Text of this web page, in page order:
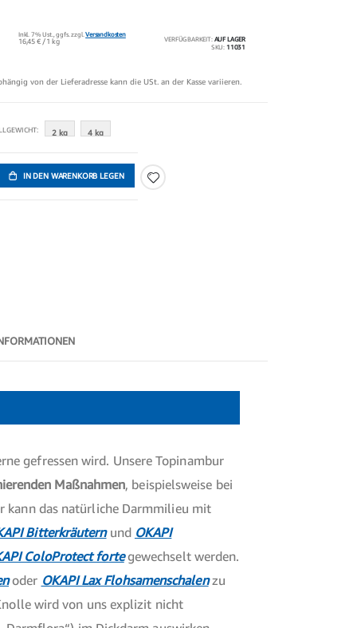
Inkl. 7% Ust.,ggfs. zzgl.Versandkosten
16,45 €/ 1 kg VERFÜGBARKEIT: AUF LAGER
SKU 11031
von der Lieferadresse kann die USt. an der Kasse variieren.
2 kg 4 kg
IN DEN WARENKORB LEGEN
gefressen wird. Unsere Topinambur
Maßnahmen, beispielsweise bei
kann das natürliche Darmmilieu mit
Bitterkräuternund OKAPI
ColoProtect fortegewechselt werden.
oder OKAPI Lax Flohsamenschalenzu
wird von uns explizit nicht